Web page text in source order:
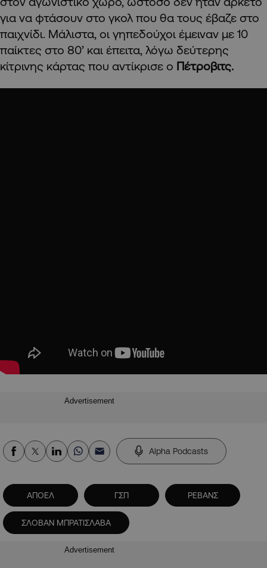
για να φτάσουν στο γκολ που θα τους έβαζε στο
παιχνίδι. Μάλιστα, οι γηπεδούχοι έμειναν με 10
παίκτες στο 80’ και έπειτα, λόγω δεύτερης
κίτρινης κάρτας που αντίκρισε ο Πέτροβιτς.
Advertisement
Alpha Podcasts
ΑΠΟΕΛ ΓΣΠ ΡΕΒΑΝΣ
ΣΛΟΒΑΝ ΜΠΡΑΤΙΣΛΑΒΑ
Advertisement